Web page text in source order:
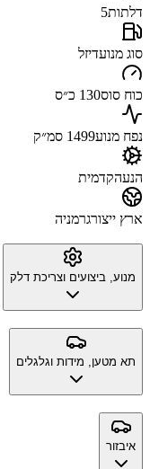
דלתות5
סוג מנועדיזל
כוח סוס130 כ״ס
נפח מנוע1499 סמ״ק
הנעהקדמית
ארץ ייצורגרמניה
מנוע, ביצועים וצריכת דלק
תא מטען, מידות וגלגלים
איבזור